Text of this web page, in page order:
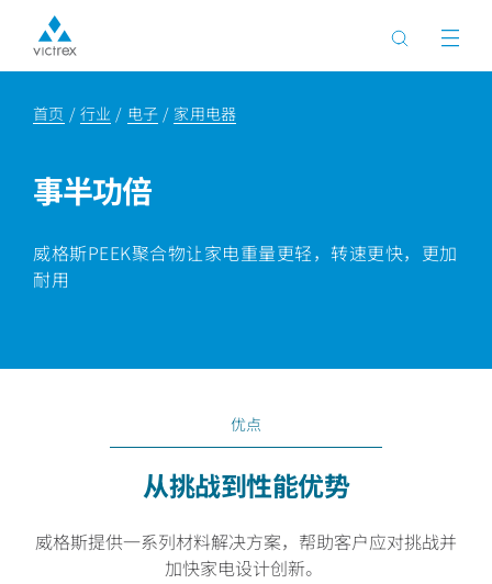
首页 行业 电子 家用电器
事半功倍
威格斯PEEK聚合物让家电重量更轻，转速更快，更加
耐用
优点
从挑战到性能优势
威格斯提供一系列材料解决方案，帮助客户应对挑战并
加快家电设计创新。